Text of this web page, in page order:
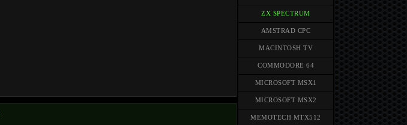
ZX SPECTRUM
AMSTRAD CPC
MACINTOSH TV
COMMODORE 64
MICROSOFT MSX1
MICROSOFT MSX2
MEMOTECH MTX512